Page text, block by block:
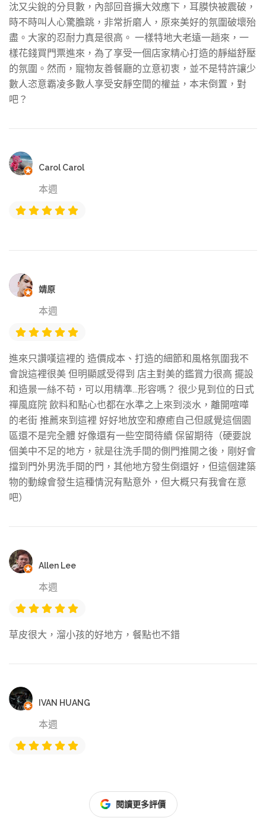
沈又尖銳的分貝數，內部回音擴大效應下，耳膜快被震破，
時不時叫人心驚膽跳，非常折磨人，原來美好的氛圍破壞殆
盡。大家的忍耐力真是很高。 一樣特地大老遠一趟來，一
樣花錢買門票進來，為了享受一個店家精心打造的靜縊舒壓
的氛圍。然而，寵物友善餐廳的立意初衷，並不是特許讓少
數人恣意霸凌多數人享受安靜空間的權益，本末倒置，對
吧？
Carol Carol
本週
靖原
本週
進來只讚嘆這裡的 造價成本、打造的細節和風格氛圍我不
會說這裡很美 但明顯感受得到 店主對美的鑑賞力很高 擺設
和造景一絲不苟，可以用精準...形容嗎？ 很少見到位的日式
禪風庭院 飲料和點心也都在水準之上來到淡水，離開喧嘩
的老街 推薦來到這裡 好好地放空和療癒自己但感覺這個園
區還不是完全體 好像還有一些空間待續 保留期待（硬要說
個美中不足的地方，就是往洗手間的側門推開之後，剛好會
擋到門外男洗手間的門，其他地方發生倒還好，但這個建築
物的動線會發生這種情況有點意外，但大概只有我會在意
吧）
Allen Lee
本週
草皮很大，溜小孩的好地方，餐點也不錯
IVAN HUANG
本週
閱讀更多評價